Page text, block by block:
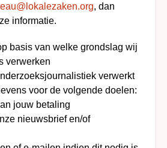
, dan
informatie.
basis van welke grondslag wij
verwerken
verwerkt
voor de volgende doelen:
jouw betaling
nieuwsbrief en/of